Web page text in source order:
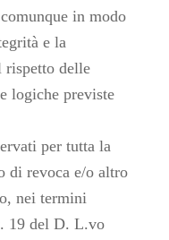
in modo
e la
rispetto delle
logiche previste
per tutta la
di revoca e/o altro
nei termini
19 del D. L.vo